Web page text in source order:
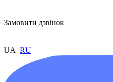
Замовити дзвінок
UA RU